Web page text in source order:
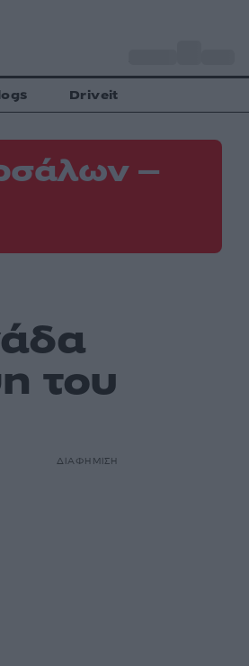
Driveit
–
του
ΔΙΑΦΗΜΙΣΗ